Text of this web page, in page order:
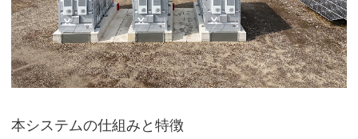
本システムの仕組みと特徴